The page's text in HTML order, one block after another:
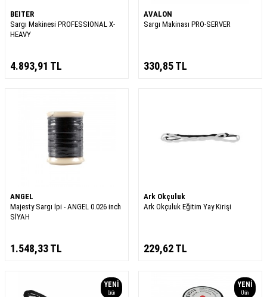
BEITER
Sargı Makinesi PROFESSIONAL X-
HEAVY
4.893,91 TL
AVALON
Sargı Makinası PRO-SERVER
330,85TL
ANGEL
Majesty Sargı İpi - ANGEL 0.026 inch
SİYAH
1.548,33TL
Ark Okçuluk
Ark Okçuluk Eğitim Yay Kirişi
229,62TL
YENI
Ürün
YENI
Ürün